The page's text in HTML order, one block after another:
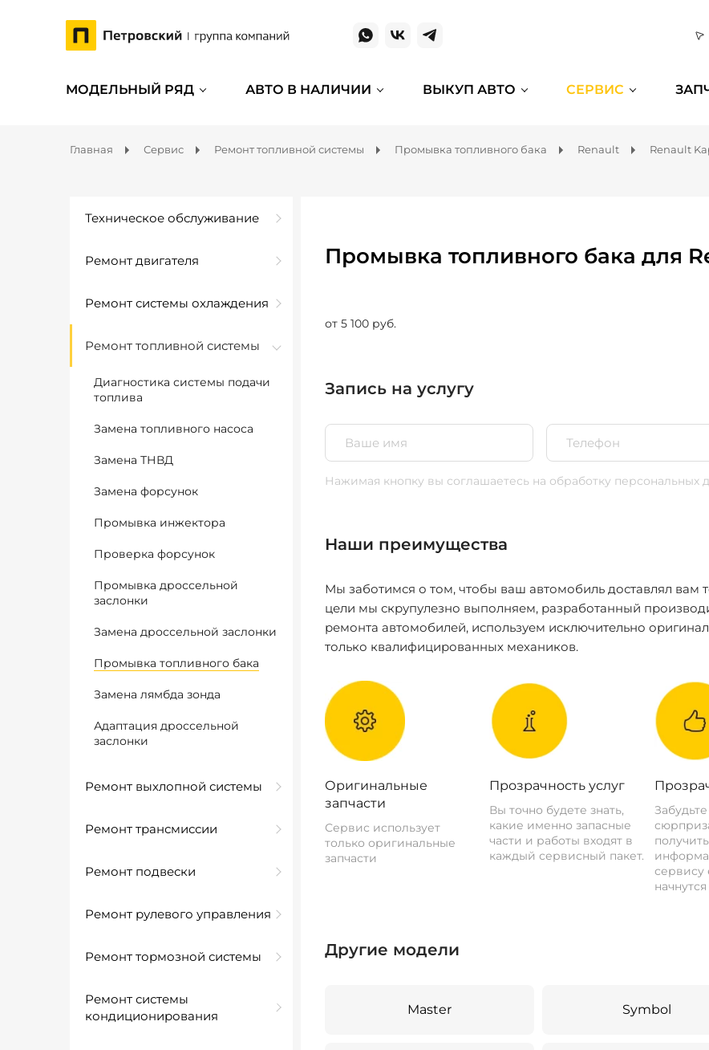
МОДЕЛЬНЫЙ РЯД АВТО В НАЛИЧИИ ВЫКУП АВТО СЕРВИС
Главная Сервис Ремонт топливной системы Промывка топливного бака Renault Renault
Техническое обслуживание
Ремонт двигателя
Ремонт системы охлаждения
Ремонт топливной системы
Диагностика системы подачи
топлива
Замена топливного насоса
Замена ТНВД
Замена форсунок
Промывка инжектора
Проверка форсунок
Промывка дроссельной
заслонки
Замена дроссельной заслонки
Промывка топливного бака
Замена лямбда зонда
Адаптация дроссельной
заслонки
Ремонт выхлопной системы
Ремонт трансмиссии
Ремонт подвески
Ремонт рулевого управления
Ремонт тормозной системы
Ремонт системы
кондиционирования
Промывка топливного бака для
от 5 100 руб.
Запись на услугу
Нажимая кнопку вы соглашаетесь на обработку персональных
Наши преимущества
Мы заботимся о том, чтобы ваш автомобиль доставлял вам
цели мы скрупулезно выполняем, разработанный
ремонта автомобилей, используем исключительно
только квалифицированных механиков.
Оригинальные
запчасти
Сервис использует
только оригинальные
запчасти
Прозрачность услуг
Вы точно будете знать,
какие именно запасные
части и работы входят в
каждый сервисный пакет.
сервису
Другие модели
Master Symbol